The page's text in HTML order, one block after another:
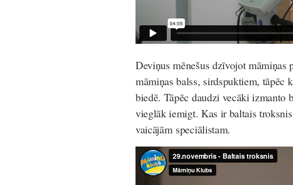
Deviņus mēnešus dzīvojot
māmiņas balss, sirdspuktiem, tāpēc
biedē. Tāpēc daudzi vecāki
vieglāk iemigt. Kas ir baltais
vaicājām speciālistam.